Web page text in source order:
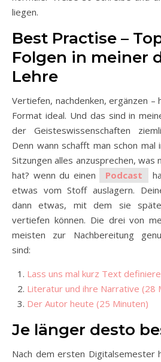
liegen.
Best Practise –
Folgen in meiner
Lehre
Vertiefen, nachdenken, ergänzen
Format ideal. Und das sind in
der Geisteswissenschaften
Denn wann schafft man schon mal
Sitzungen alles anzusprechen, was
hat? wenn du einen
Podcast
etwas vom Stoff auslagern.
dann etwas, mit dem sie
vertiefen können. Die drei von
meisten zur Nachbereitung
sind:
Lass uns mal kurz Text
Literatur und ihre Narrative (28
Der Autor heute (25 Minuten)
Je länger desto
Nach dem ersten Digitalsemester